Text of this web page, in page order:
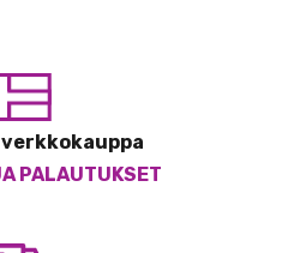
PALAUTUKSET